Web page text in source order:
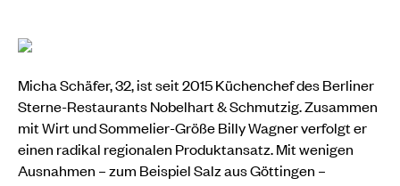
Micha Schäfer, 32, ist seit 2015 Küchenchef des Berliner
Sterne-Restaurants Nobelhart & Schmutzig. Zusammen
mit Wirt und Sommelier-Größe Billy Wagner verfolgt er
einen radikal regionalen Produktansatz. Mit wenigen
Ausnahmen – zum Beispiel Salz aus Göttingen –